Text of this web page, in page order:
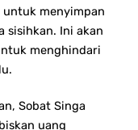
menyimpan
sisihkan. Ini akan
menghindari
Sobat Singa
uang